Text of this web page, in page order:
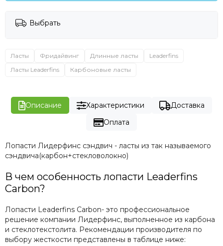
Выбрать
Ласты Фридайвинг Длинные ласты
Leaderfins
Ласты Leaderfins
Карбоновые ласты
Описание Характеристики
Доставка
Оплата
Лопасти Лидерфинс сэндвич - ласты из так называемого
сэндвича(карбон+стекловолокно)
В чем особенность лопасти Leaderfins
Carbon?
Лопасти Leaderfins Carbon- это профессиональное
решение компании Лидерфинс, выполненное из карбона
и стеклотекстолита. Рекомендации производителя по
выбору жесткости представлены в таблице ниже: